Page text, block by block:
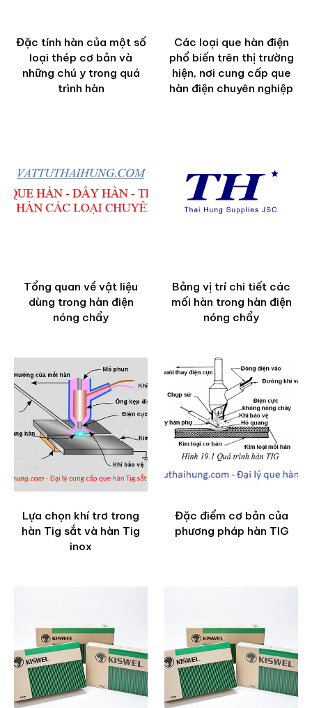
Đặc tính hàn của một số
loại thép cơ bản và
những chú y trong quá
trình hàn
Các loại que hàn điện
phổ biến trên thị trường
hiện, nơi cung cấp que
hàn điện chuyên nghiệp
Tổng quan về vật liệu
dùng trong hàn điện
nóng chẩy
Bảng vị trí chi tiết các
mối hàn trong hàn điện
nóng chẩy
Lựa chọn khí trơ trong
hàn Tig sắt và hàn Tig
inox
Đặc điểm cơ bản của
phương pháp hàn TIG